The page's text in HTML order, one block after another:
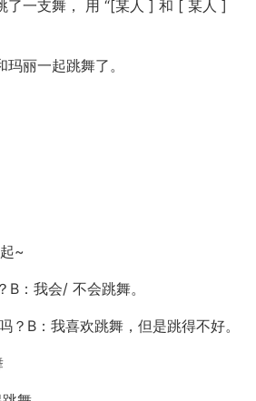
了一支舞， 用 “[某人 ] 和 [ 某人 ]
丽一起跳舞了。
~
B：我会/ 不会跳舞。
？B：我喜欢跳舞，但是跳得不好。